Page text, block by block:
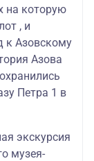
на которую
, и
к Азовскому
Азова
Петра 1 в
экскурсия
музея-